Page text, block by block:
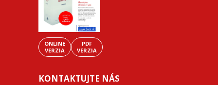
ONLINE
VERZIA
PDF
VERZIA
KONTAKTUJTE NÁS